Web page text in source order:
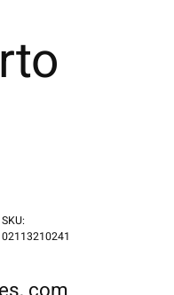
SKU:
02113210241